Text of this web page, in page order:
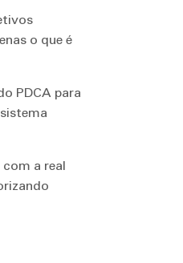
o que é
PDCA para
a real